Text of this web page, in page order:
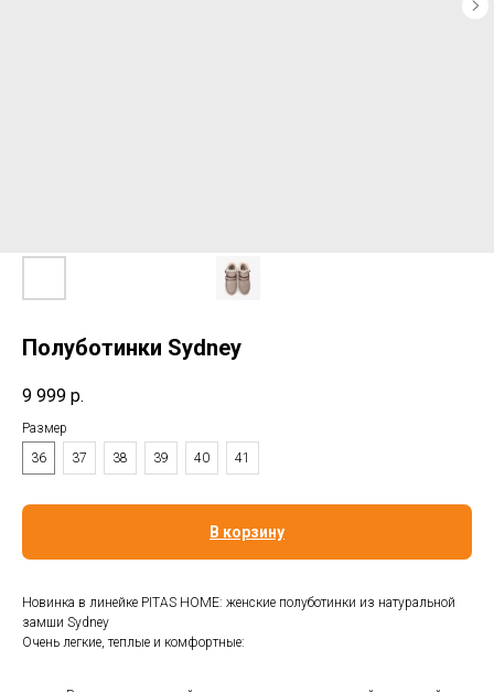
Полуботинки Sydney
9 999 р.
Размер
36
37 38 39 40 41
В корзину
Новинка в линейке PITAS HOME: женские полуботинки из натуральной
замши Sydney
Очень легкие, теплые и комфортные: